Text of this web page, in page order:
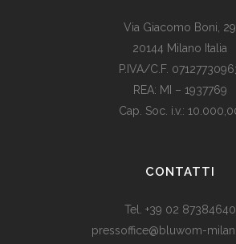
Via Giacomo Boni, 29
20144 Milano Italia
P.IVA/C.F.
REA: MI – 1937769
Cap. Soc. i.v.:
med dagens valutadevaluering må
stedet for dyre
CONTATTI
Tel. +39 02 87384640
pressoffice@bluwom-